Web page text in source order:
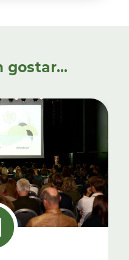
gostar...